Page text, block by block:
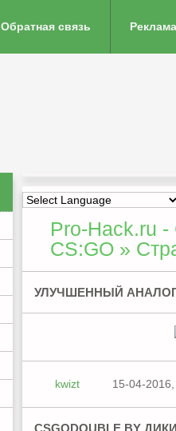
Обратная связь
Pro-Hack.ru
CS:GO »
УЛУЧШЕННЫЙ АНАЛОГ
kwizt 15-04-